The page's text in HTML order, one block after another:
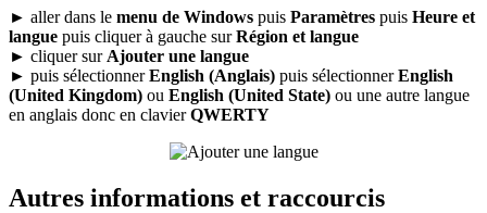
► aller dans le menu de Windows puis Paramètres puis Heure et
langue puis cliquer à gauche surRégion et langue
► cliquer sur Ajouter une langue
► puis sélectionnerEnglish (Anglais) puis sélectionnerEnglish
(United Kingdom) ou English (United State) ou une autre langue
en anglais donc en clavierQWERTY
Autres informations et raccourcis